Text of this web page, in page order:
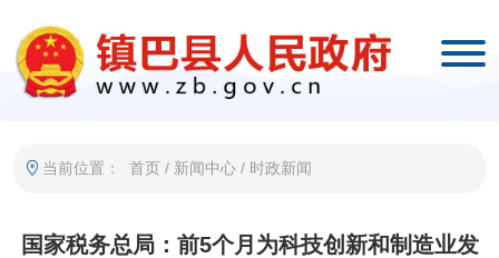
当前位置： 首页 / 新闻中心 / 时政新闻
国家税务总局：前5个月为科技创新和制造业发